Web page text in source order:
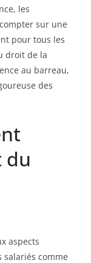
les
sur une
pour tous les
droit de la
au barreau,
des
du
aspects
salariés comme